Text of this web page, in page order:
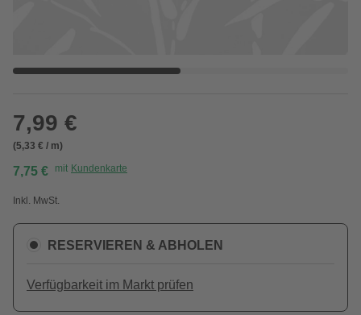
7,99 €
(5,33 € / m)
7,75 € mit Kundenkarte
Inkl. MwSt.
RESERVIEREN & ABHOLEN
Verfügbarkeit im Markt prüfen